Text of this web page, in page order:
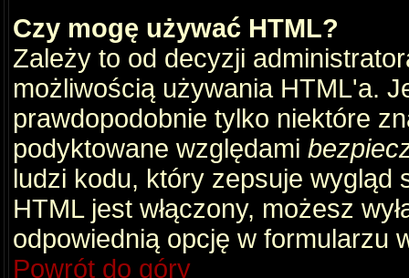
Czy mogę używać HTML?
Zależy to od decyzji
możliwością używania HTML'a.
prawdopodobnie tylko niektóre
podyktowane względami
ludzi kodu, który zepsuje wygląd
HTML jest włączony, możesz
odpowiednią opcję w formularzu
Powrót do góry